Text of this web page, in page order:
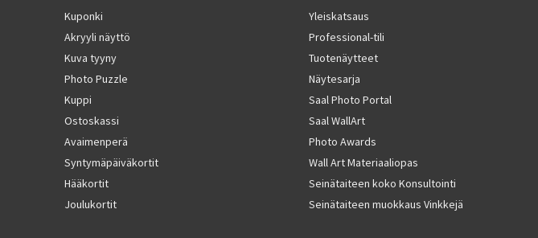
Kuponki
Akryyli näyttö
Kuva tyyny
Photo Puzzle
Kuppi
Ostoskassi
Avaimenperä
Syntymäpäiväkortit
Hääkortit
Joulukortit
Yleiskatsaus
Professional-tili
Tuotenäytteet
Näytesarja
Saal Photo Portal
Saal WallArt
Photo Awards
Wall Art Materiaaliopas
Seinätaiteen koko Konsultointi
Seinätaiteen muokkaus Vinkkejä